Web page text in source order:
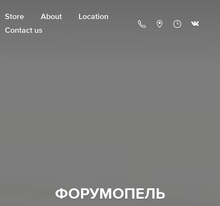
Store About
Location
Contact us
ФОРУМОПЕЛЬ